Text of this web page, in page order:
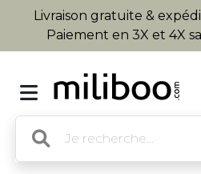
Livraison gratuite &
Paiement en 3X et 4X